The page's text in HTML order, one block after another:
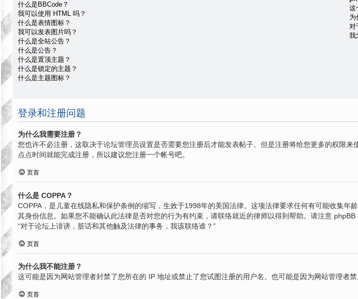
什么是BBCode？
我可以使用 HTML 吗？
什么是表情图标？
我可以发表图片吗？
什么是全站公告？
什么是公告？
什么是置顶主题？
什么是锁定的主题？
什么是主题图标？
这
为
对
我
登录和注册问题
为什么我需要注册？
您也许不必注册，这取决于论坛管理员设置是否需要您注册后才能发表帖子。但是注册将给您更多的权限
点点时间就能完成注册，所以建议您注册一个帐号吧。
页首
什么是 COPPA？
COPPA，是儿童在线隐私和保护条例的缩写，生效于1998年的美国法律。这项法律要求任何有可能收集
其身份信息。如果您不能确认此法律是否对您的行为有约束，请联络就近的律师以得到帮助。请注意
“对于论坛上诽谤，脏话和其他触及法律的事务，我该联络谁？”
页首
为什么我不能注册？
这可能是因为网站管理者封禁了您所在的 IP 地址或禁止了您试图注册的用户名。也可能是因为网站管理者
页首